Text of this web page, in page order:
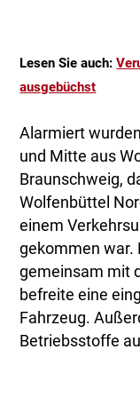
Lesen Sie auch:
ausgebüchst
Alarmiert
und Mitte aus
Braunschweig,
Wolfenbüttel
einem
gekommen war.
gemeinsam mit
befreite eine
Fahrzeug.
Betriebsstoffe